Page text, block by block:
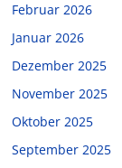
Februar 2026
Januar 2026
Dezember 2025
November 2025
Oktober 2025
September 2025